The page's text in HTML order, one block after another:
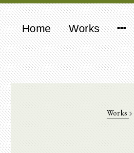
Home Works
Works